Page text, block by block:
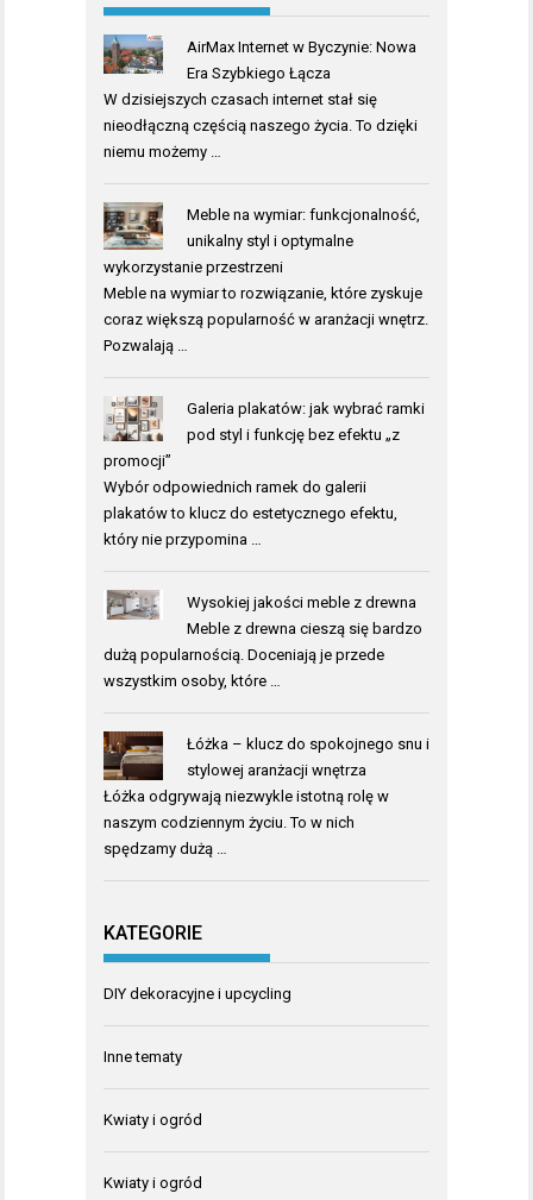
AirMax Internet w Byczynie: Nowa
Era Szybkiego Łącza
W dzisiejszych czasach internet stał się
nieodłączną częścią naszego życia. To dzięki
niemu możemy …
Meble na wymiar: funkcjonalność,
unikalny styl i optymalne
wykorzystanie przestrzeni
Meble na wymiar to rozwiązanie, które zyskuje
coraz większą popularność w aranżacji wnętrz.
Pozwalają …
Galeria plakatów: jak wybrać ramki
pod styl i funkcję bez efektu „z
promocji”
Wybór odpowiednich ramek do galerii
plakatów to klucz do estetycznego efektu,
który nie przypomina …
Wysokiej jakości meble z drewna
Meble z drewna cieszą się bardzo
dużą popularnością. Doceniają je przede
wszystkim osoby, które …
Łóżka – klucz do spokojnego snu i
stylowej aranżacji wnętrza
Łóżka odgrywają niezwykle istotną rolę w
naszym codziennym życiu. To w nich
spędzamy dużą …
KATEGORIE
DIY dekoracyjne i upcycling
Inne tematy
Kwiaty i ogród
Kwiaty i ogród